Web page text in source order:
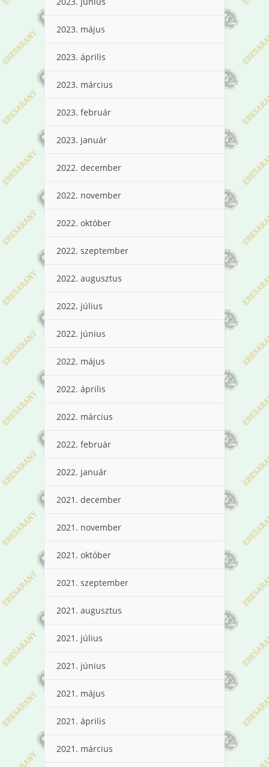
2023. május
2023. április
2023. március
2023. február
2023. január
2022. december
2022. november
2022. október
2022. szeptember
2022. augusztus
2022. július
2022. június
2022. május
2022. április
2022. március
2022. február
2022. január
2021. december
2021. november
2021. október
2021. szeptember
2021. augusztus
2021. július
2021. június
2021. május
2021. április
2021. március